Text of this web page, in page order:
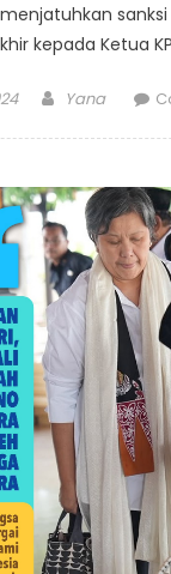
kepada Ketua
Author
Yana